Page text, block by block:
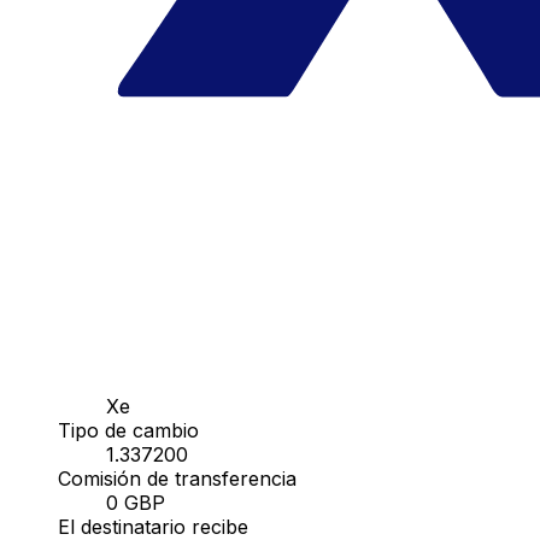
Xe
Tipo de cambio
1.337200
Comisión de transferencia
0 GBP
El destinatario recibe